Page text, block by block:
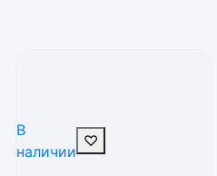
В
наличии
♡